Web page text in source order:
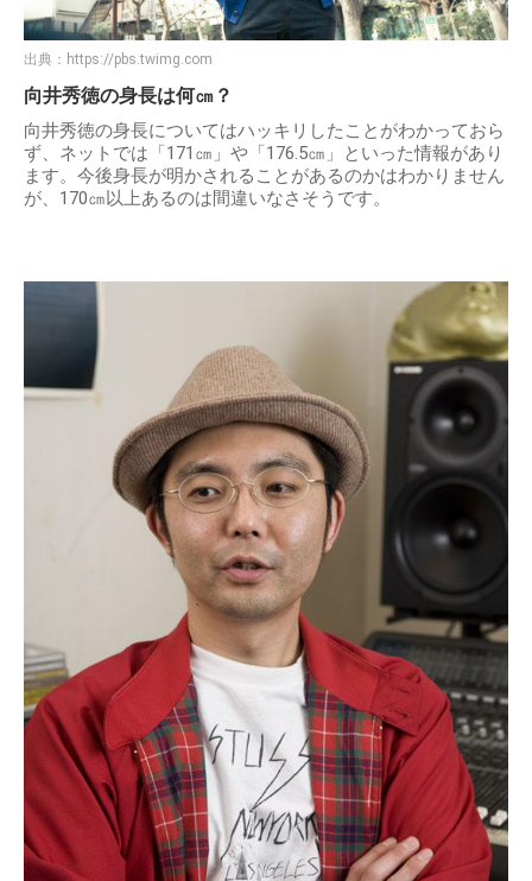
出典： https://pbs.twimg.com
向井秀徳の身長は何㎝？
向井秀徳の身長についてはハッキリしたことがわかっておら
ず、ネットでは「171㎝」や「176.5㎝」といった情報があり
ます。今後身長が明かされることがあるのかはわかりません
が、170㎝以上あるのは間違いなさそうです。